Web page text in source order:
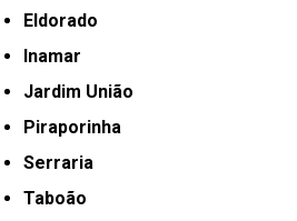
Eldorado
Inamar
Jardim União
Piraporinha
Serraria
Taboão